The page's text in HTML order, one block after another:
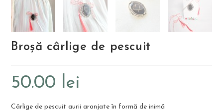
Broșă cârlige de pescuit
50.00 lei
Cârlige de pescuit aurii aranjate în formă de inimă